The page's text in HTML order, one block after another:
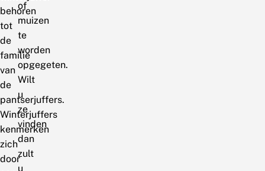
behoren
tot
de
familie
van
de
pantserjuffers.
Winterjuffers
kenmerken
zich
door
of
muizen
te
worden
opgegeten.
Wilt
u
ze
vinden
dan
zult
u